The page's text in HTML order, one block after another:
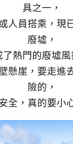
具之一，
人員搭乘，現
廢墟，
熱門的廢墟風
懸崖，要走進
險的，
全，真的要小